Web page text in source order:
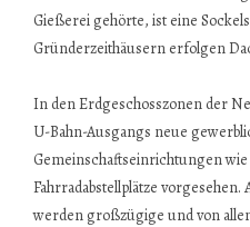
Gießerei gehörte, ist eine
Gründerzeithäusern erfolgen
In den Erdgeschosszonen der
U-Bahn-­Ausgangs neue
Gemeinschaftseinrichtungen
Fahrradabstellplätze
werden großzügige und von